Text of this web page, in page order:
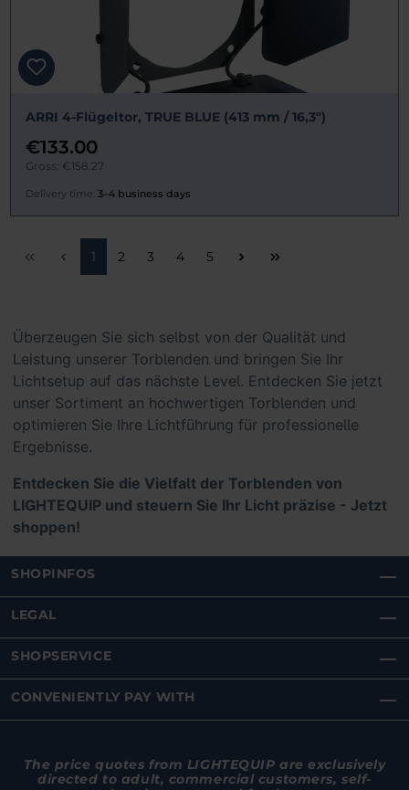
ARRI 4-Flügeltor, TRUE BLUE (413 mm / 16,3")
€133.00
Gross: €158.27
Delivery time: 3–4 business days
Page
1 Page
2 Page
3 Page
4 Page
5
Überzeugen Sie sich selbst von der Qualität und
Leistung unserer Torblenden und bringen Sie Ihr
Lichtsetup auf das nächste Level. Entdecken Sie jetzt
unser Sortiment an hochwertigen Torblenden und
optimieren Sie Ihre Lichtführung für professionelle
Ergebnisse.
Entdecken Sie die Vielfalt der Torblenden von
LIGHTEQUIP und steuern Sie Ihr Licht präzise - Jetzt
shoppen!
SHOPINFOS
LEGAL
SHOPSERVICE
CONVENIENTLY PAY WITH
The price quotes from LIGHTEQUIP are exclusively
directed to adult, commercial customers, self-